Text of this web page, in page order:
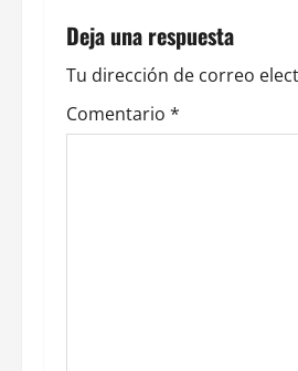
g
a
c
Deja una respuesta
Tu dirección de correo
Comentario *